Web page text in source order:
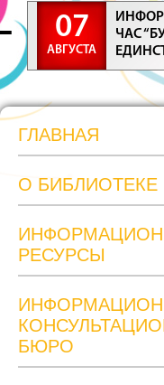
07
АВГУСТА
ЧАС
ГЛАВНАЯ
О БИБЛИОТЕКЕ
РЕСУРСЫ
БЮРО